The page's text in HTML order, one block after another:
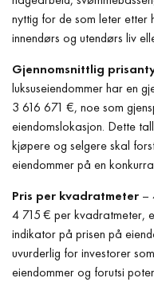
nyttig for de som leter etter
innendørs og utendørs liv
Gjennomsnittlig
luksuseiendommer har en
3 616 671 €, noe som
eiendomslokasjon. Dette
kjøpere og selgere skal
eiendommer på en
Pris per kvadratmeter –
4 715 € per kvadratmeter,
indikator på prisen på
uvurderlig for investorer
eiendommer og forutsi